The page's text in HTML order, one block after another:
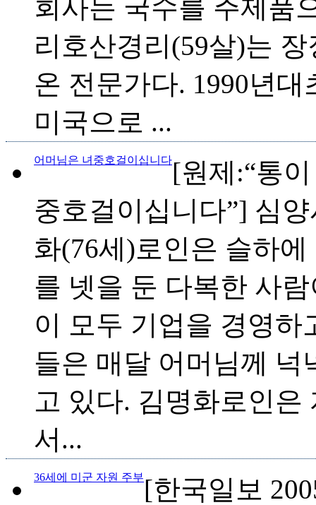
회사는 국수를 주제품
리호산경리(59살)는
온 전문가다. 1990년
미국으로 ...
어머님은 녀중호걸이십니다[원제:“통
중호걸이십니다”] 심
화(76세)로인은 슬하
를 넷을 둔 다복한 사
이 모두 기업을 경영하
들은 매달 어머님께 넉
고 있다. 김명화로인은
서...
36세에 미군 자원 주부[한국일보